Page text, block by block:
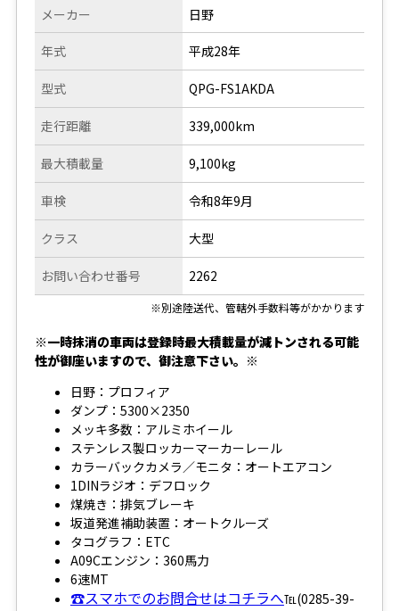
メーカー
年式
型式
走行距離
日野
平成28年
QPG-FS1AKDA
339,000km
最大積載量
車検
クラス
お問い合わせ番号
9,100kg
令和8年9月
大型
2262
※別途陸送代、管轄外手数料等がかかります
※一時抹消の車両は登録時最大積載量が減トンされる可能
性が御座いますので、御注意下さい。※
日野：プロフィア
ダンプ：5300×2350
メッキ多数：アルミホイール
ステンレス製ロッカーマーカーレール
カラーバックカメラ／モニタ：オートエアコン
1DINラジオ：デフロック
煤焼き：排気ブレーキ
坂道発進補助装置：オートクルーズ
タコグラフ：ETC
A09Cエンジン：360馬力
6速MT
☎スマホでのお問合せはコチラへ℡(0285-39-